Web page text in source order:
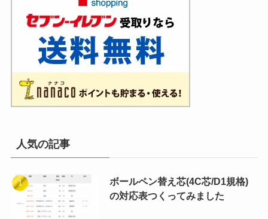
人気の記事
ボールペン替え芯(4C芯/D1規格)
の対応表つくってみました